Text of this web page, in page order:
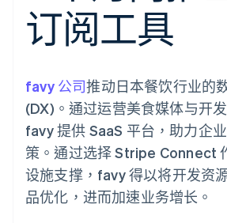
无代码支付
Checkout
Elements
灵活的 UI 组件
支付方式
支持 125 种以
上
Authorization
Boost
支付成功率优
化
Invoicing
一次性或定期
账单
税自动化
Revenue
Recognition
会计自动化
自定义报告
Data Pipeline
数据同步
智能体商务
加密货币
电子商务
全球化企业
应用内支付
交易市场
资金管理
平台
SaaS
指南
接受线上付款
管理订阅
提供按用量计费
发行稳定币支持的支
通过智能体配置和管
务
资源
获取支持
托管支持方案
公司
产品路线图
Sessions 年度大会
招聘
资讯中心
Stripe Press
订阅工具
favy 公司推动日本餐饮行业的
(DX)。通过运营美食媒体与开
favy 提供 SaaS 平台，助力企
策。通过选择 Stripe Connect
设施支撑，favy 得以将开发资
品优化，进而加速业务增长。